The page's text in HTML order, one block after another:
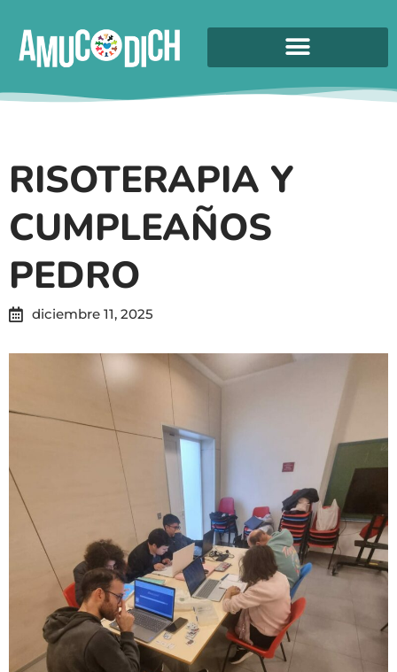
RISOTERAPIA Y
CUMPLEAÑOS
PEDRO
diciembre 11, 2025